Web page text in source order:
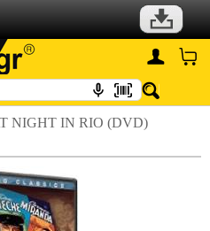
IN RIO (DVD)